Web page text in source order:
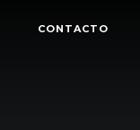
CONTACTO